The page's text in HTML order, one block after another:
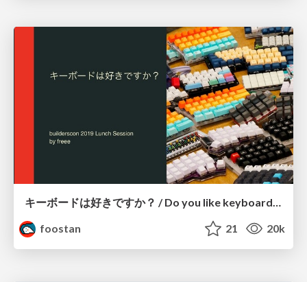
キーボードは好きですか？ / Do you like keyboards?
foostan
21 20k